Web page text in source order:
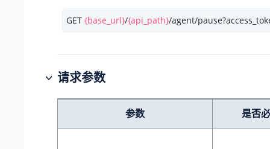
GET {base_url}/{api_path}/agent/
请求参数
参数 是否